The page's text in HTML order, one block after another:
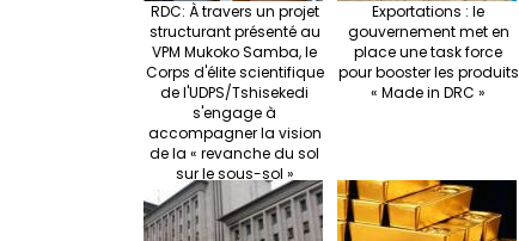
RDC: À travers un projet
structurant présenté au
VPM Mukoko Samba, le
Corps d'élite scientifique
de l'UDPS/Tshisekedi
s'engage à
accompagner la vision
de la « revanche du sol
sur le sous-sol »
Exportations : le
gouvernement met en
place une task force
pour booster les produits
« Made in DRC »